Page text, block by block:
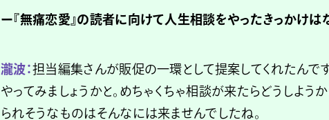
ー『無痛恋愛』の読者に向けて人生相談をやったきっかけは
瀧波：担当編集さんが販促の一環として提案してくれたんで
やってみましょうかと。めちゃくちゃ相談が来たらどうしよう
られそうなものはそんなには来ませんでしたね。